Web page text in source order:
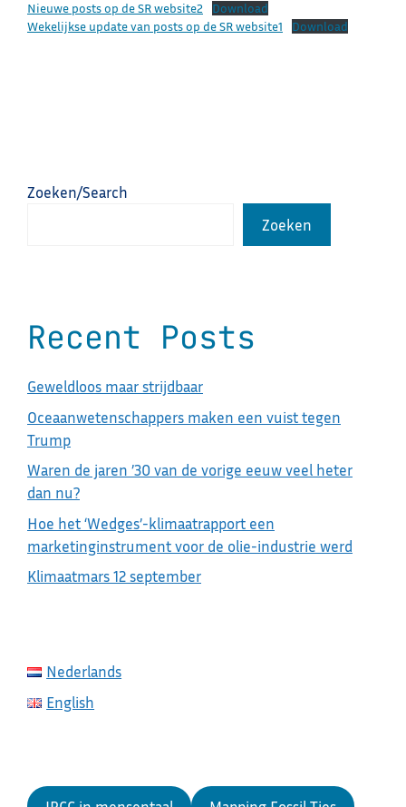
Nieuwe posts op de SR website2
Download
Wekelijkse update van posts op de SR website1
Download
Zoeken/Search
Zoeken
Recent Posts
Geweldloos maar strijdbaar
Oceaanwetenschappers maken een vuist tegen
Trump
Waren de jaren ’30 van de vorige eeuw veel heter
dan nu?
Hoe het ‘Wedges’-klimaatrapport een
marketinginstrument voor de olie-industrie werd
Klimaatmars 12 september
Nederlands
English